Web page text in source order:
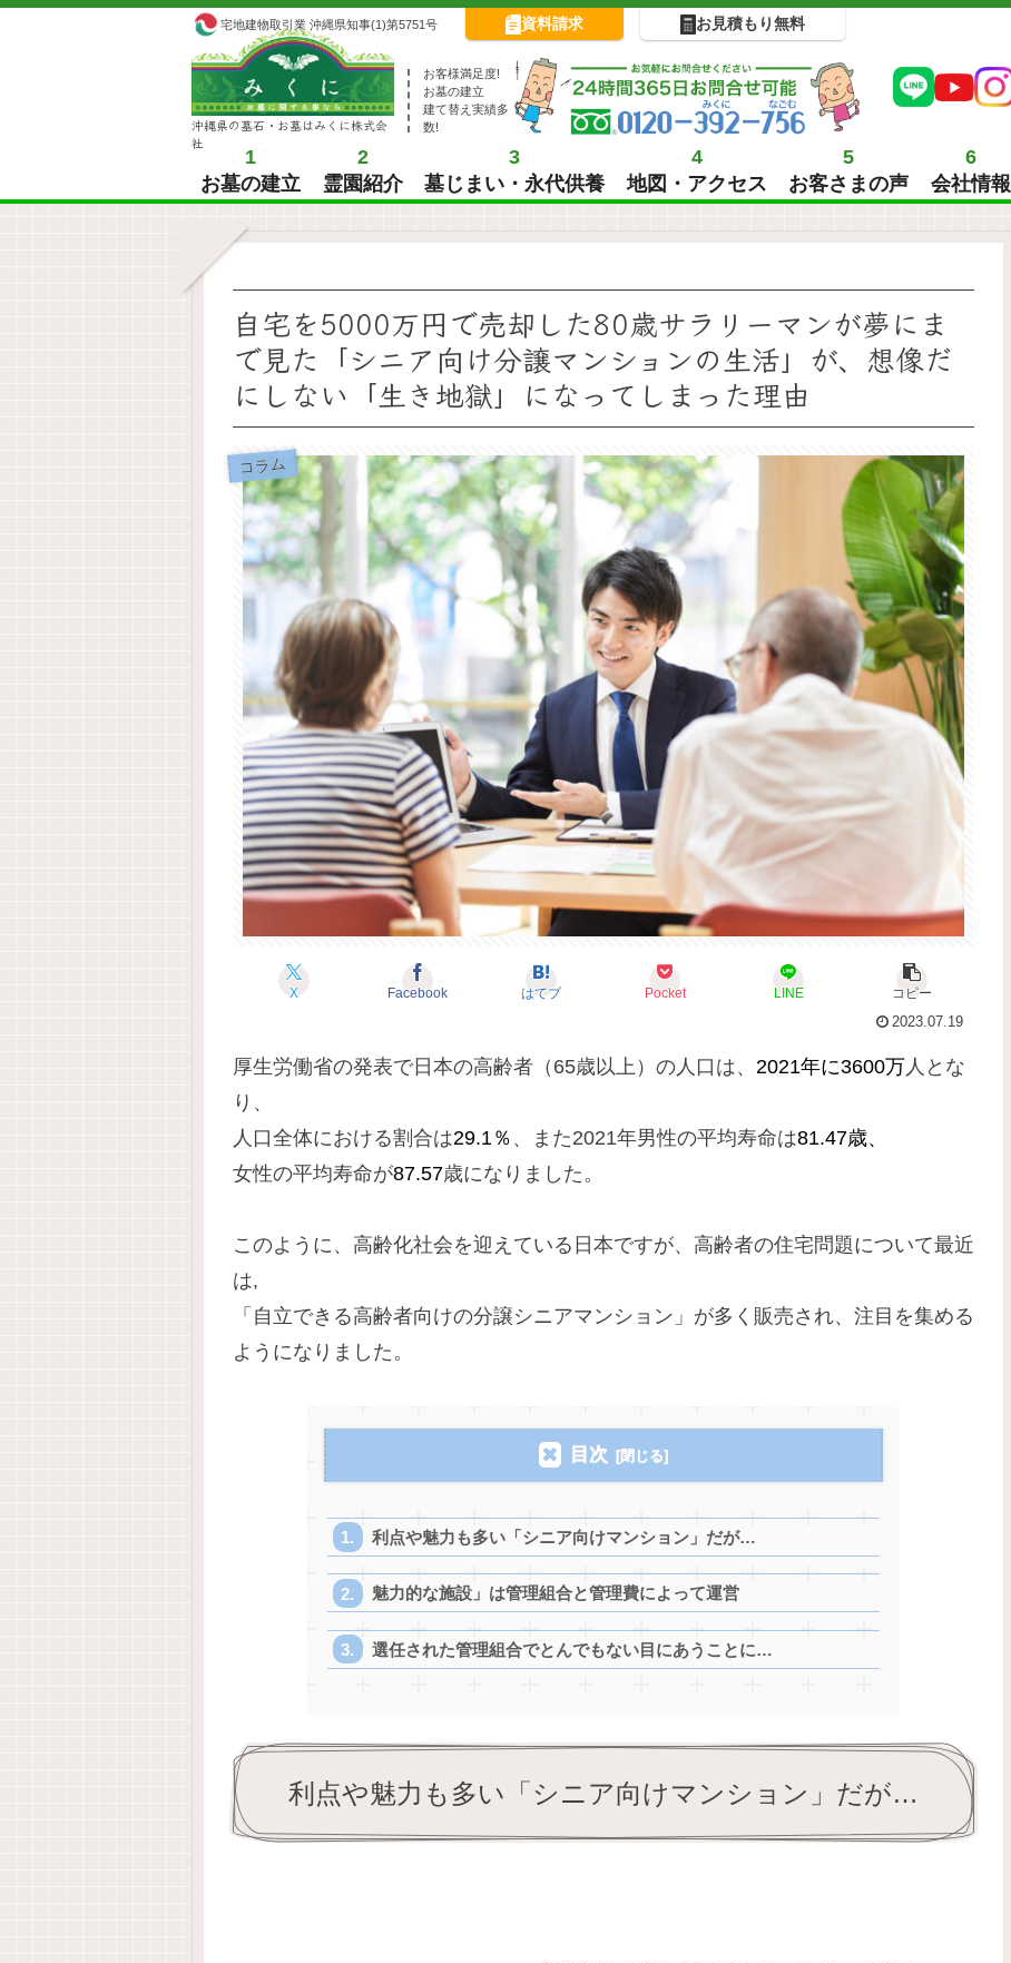
宅地建物取引業 沖縄県知事(1)第5751号 資料請求 お見積もり無料
沖縄県の墓石・お墓はみくに株式会
社
お客様満足度!
お墓の建立
建て替え実績多
数!
1
お墓の建立
2
霊園紹介
3
墓じまい・永代供養
4
地図・アクセス
5
お客さまの声
6
会社情報
自宅を5000万円で売却した80歳サラリーマンが夢にま
で見た「シニア向け分譲マンションの生活」が、想像だ
にしない「生き地獄」になってしまった理由
コラム
X Facebook はてブ Pocket LINE
コピー
2023.07.19
厚生労働省の発表で日本の高齢者（65歳以上）の人口は、 2021年に3600万人とな
り、
人口全体における割合は29.1％ 、 また2021年男性の平均寿命は81.47歳、
女性の平均寿命が87.57歳になりました。
このように、高齢化社会を迎えている日本ですが、高齢者の住宅問題について最近
は,
「自立できる高齢者向けの分譲シニアマンション」が多く販売され、注目を集める
ようになりました。
目次
利点や魅力も多い「シニア向けマンション」だが…
魅力的な施設」は管理組合と管理費によって運営
選任された管理組合でとんでもない目にあうことに…
利点や魅力も多い「シニア向けマンション」だが…